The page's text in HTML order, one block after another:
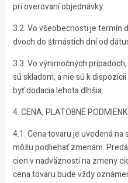
pri overovaní objednávky.
3.2. Vo všeobecnosti je termín
dvoch do štrnástich dní od
3.3. Vo výnimočných
sú skladom, a nie sú k
byť dodacia lehota dlhšia.
4. CENA, PLATOBNÉ
4.1. Cena tovaru je uvedená
môžu podliehať zmenám.
cien v nadväznosti na zmeny
cena tovaru bude vždy